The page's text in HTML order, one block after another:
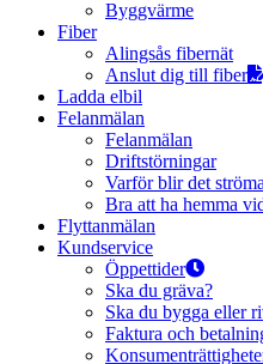
Byggvärme
Fiber
Alingsås fibernät
Anslut dig till fiber
Ladda elbil
Felanmälan
Felanmälan
Driftstörningar
Varför blir det
Bra att ha hemma
Flyttanmälan
Kundservice
Öppettider
Ska du gräva?
Ska du bygga eller
Faktura och